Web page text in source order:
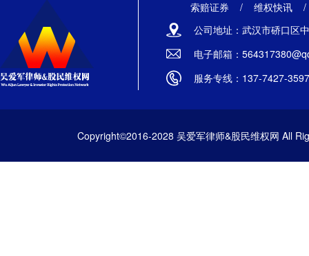
索赔证券 / 维权快讯
公司地址：武汉市硚口区
电子邮箱：
服务专线：137-7427-3597
Copyright©2016-2028 吴爱军律师&股民维权网 All